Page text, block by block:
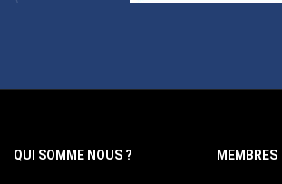
QUI SOMME NOUS ? MEMBRES